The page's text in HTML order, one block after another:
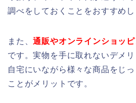
調べをしておくことをおすすめし
また、通販やオンラインショッ
です。実物を手に取れないデメリ
自宅にいながら様々な商品をじ
ことがメリットです。